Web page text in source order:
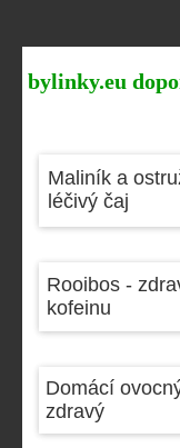
bylinky.eu
Maliník a
léčivý čaj
Rooibos -
kofeinu
Domácí
zdravý